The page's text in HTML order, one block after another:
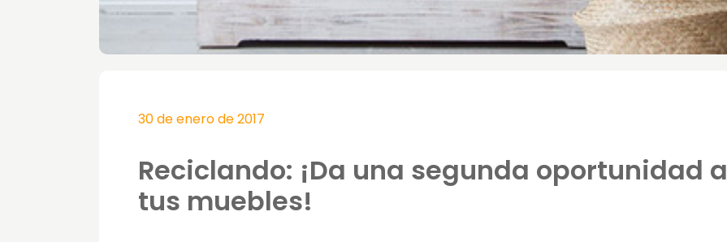
30 de enero de 2017
Reciclando: ¡Da una segunda oportunidad a
tus muebles!